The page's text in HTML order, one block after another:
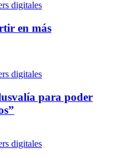
en más
para poder